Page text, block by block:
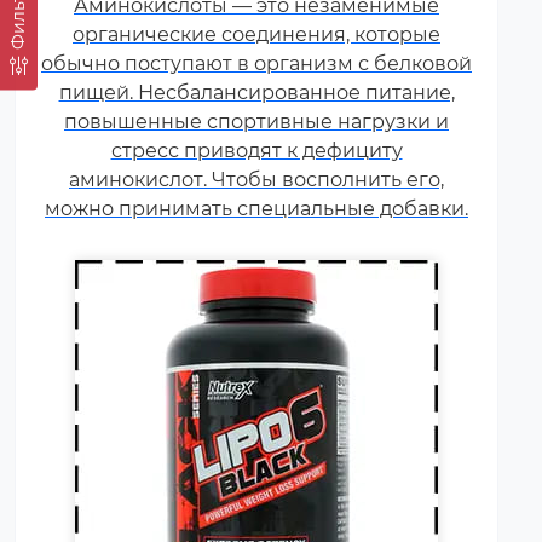
Фильтр
Аминокислоты — это незаменимые
органические соединения, которые
обычно поступают в организм с белковой
пищей. Несбалансированное питание,
повышенные спортивные нагрузки и
стресс приводят к дефициту
аминокислот. Чтобы восполнить его,
можно принимать специальные добавки.
добавок, которые способствуют
улучшению результатов
тренировок и помогают
избавляться от лишнего жира,
используя его в качестве
дополнительного источника
энергии.